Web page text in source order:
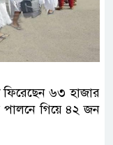
ফিরেছেন ৬৩ হাজার
গিয়ে ৪২ জন